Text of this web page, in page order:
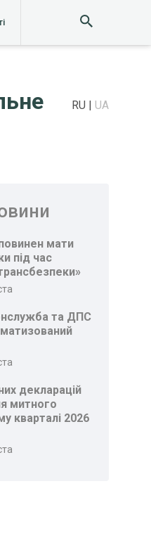
RU UA
мати
під час
та ДПС
декларацій
митного
кварталі 2026